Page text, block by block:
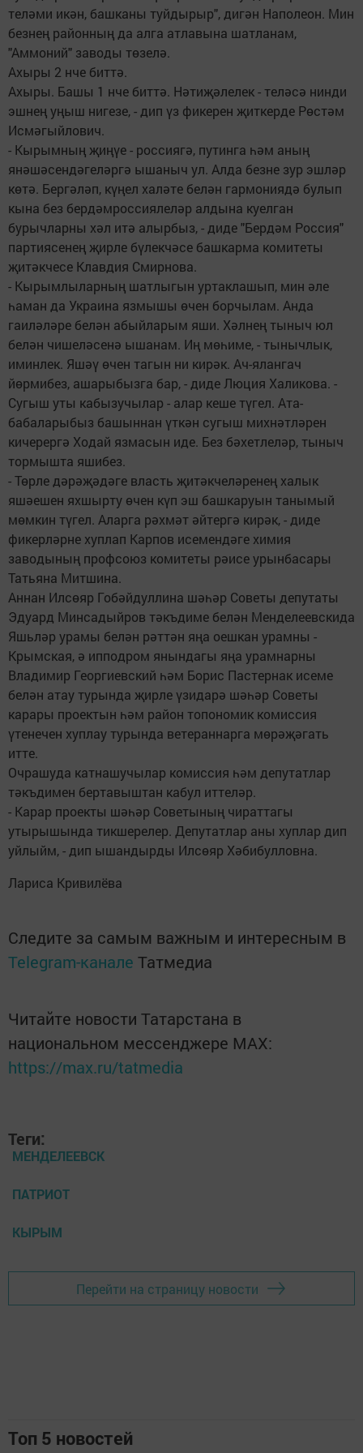
теләми икән, башканы туйдырыр", дигән Наполеон. Мин
безнең районның да алга атлавына шатланам,
"Аммоний" заводы төзелә.
Ахыры 2 нче биттә.
Ахыры. Башы 1 нче биттә. Нәтиҗәлелек - теләсә нинди
эшнең уңыш нигезе, - дип үз фикерен җиткерде Рөстәм
Исмәгыйлович.
- Кырымның җиңүе - россиягә, путинга һәм аның
янәшәсендәгеләргә ышаныч ул. Алда безне зур эшләр
көтә. Бергәләп, күңел халәте белән гармониядә булып
кына без бердәмроссиялеләр алдына куелган
бурычларны хәл итә алырбыз, - диде "Бердәм Россия"
партиясенең җирле бүлекчәсе башкарма комитеты
җитәкчесе Клавдия Смирнова.
- Кырымлыларның шатлыгын уртаклашып, мин әле
һаман да Украина язмышы өчен борчылам. Анда
гаиләләре белән абыйларым яши. Хәлнең тыныч юл
белән чишеләсенә ышанам. Иң мөһиме, - тынычлык,
иминлек. Яшәү өчен тагын ни кирәк. Ач-ялангач
йөрмибез, ашарыбызга бар, - диде Люция Халикова. -
Сугыш уты кабызучылар - алар кеше түгел. Ата-
бабаларыбыз башыннан үткән сугыш михнәтләрен
кичерергә Ходай язмасын иде. Без бәхетлеләр, тыныч
тормышта яшибез.
- Төрле дәрәҗәдәге власть җитәкчеләренең халык
яшәешен яхшырту өчен күп эш башкаруын танымый
мөмкин түгел. Аларга рәхмәт әйтергә кирәк, - диде
фикерләрне хуплап Карпов исемендәге химия
заводының профсоюз комитеты рәисе урынбасары
Татьяна Митшина.
Аннан Илсөяр Гобәйдуллина шәһәр Советы депутаты
Эдуард Минсадыйров тәкъдиме белән Менделеевскида
Яшьләр урамы белән рәттән яңа оешкан урамны -
Крымская, ә ипподром янындагы яңа урамнарны
Владимир Георгиевский һәм Борис Пастернак исеме
белән атау турында җирле үзидарә шәһәр Советы
карары проектын һәм район топономик комиссия
үтенечен хуплау турында ветераннарга мөрәҗәгать
итте.
Очрашуда катнашучылар комиссия һәм депутатлар
тәкъдимен бертавыштан кабул иттеләр.
- Карар проекты шәһәр Советының чираттагы
утырышында тикшерелер. Депутатлар аны хуплар дип
уйлыйм, - дип ышандырды Илсөяр Хәбибулловна.
Лариса Кривилёва
Следите за самым важным и интересным в
Telegram-канале Татмедиа
Читайте новости Татарстана в
национальном мессенджере MАХ:
https://max.ru/tatmedia
Теги:
МЕНДЕЛЕЕВСК
ПАТРИОТ
КЫРЫМ
Перейти на страницу новости
Топ 5 новостей